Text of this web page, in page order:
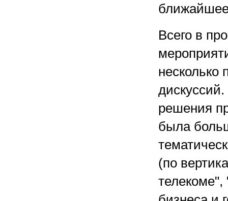
Всего в
несколько
решения
была
(по